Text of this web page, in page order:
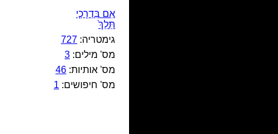
אִם בִּדְרָכַ֤י
תֵּלֵךְ֙
גימטריה: 727
מס' מילים: 3
מס' אותיות: 46
מס' חיפושים: 1